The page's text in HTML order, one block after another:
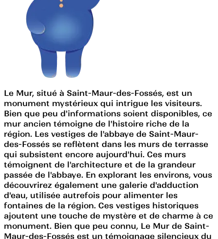
Le Mur, situé à Saint-Maur-des-Fossés, est un
monument mystérieux qui intrigue les visiteurs.
Bien que peu d'informations soient disponibles, ce
mur ancien témoigne de l'histoire riche de la
région. Les vestiges de l'abbaye de Saint-Maur-
des-Fossés se reflètent dans les murs de terrasse
qui subsistent encore aujourd'hui. Ces murs
témoignent de l'architecture et de la grandeur
passée de l'abbaye. En explorant les environs, vous
découvrirez également une galerie d'adduction
d'eau, utilisée autrefois pour alimenter les
fontaines de la région. Ces vestiges historiques
ajoutent une touche de mystère et de charme à ce
monument. Bien que peu connu, Le Mur de Saint-
Maur-des-Fossés est un témoignage silencieux du